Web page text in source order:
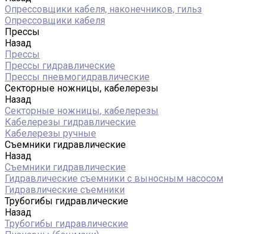
Опрессовщики кабеля, наконечников, гильз
Опрессовщики кабеля
Прессы
Назад
Прессы
Прессы гидравлические
Прессы пневмогидравлические
Секторные ножницы, кабелерезы
Назад
Секторные ножницы, кабелерезы
Кабелерезы гидравлические
Кабелерезы ручные
Съемники гидравлические
Назад
Съемники гидравлические
Гидравлические cъемники с выносным насосом
Гидравлические съемники
Трубогибы гидравлические
Назад
Трубогибы гидравлические